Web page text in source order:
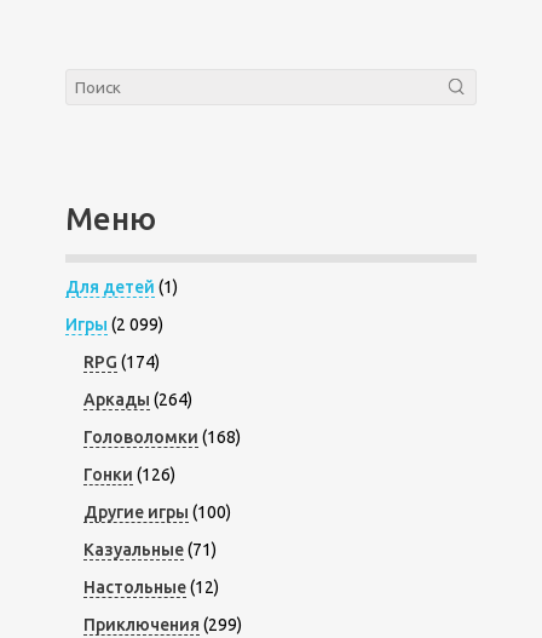
Меню
Для детей (1)
Игры (2 099)
RPG (174)
Аркады (264)
Головоломки (168)
Гонки (126)
Другие игры (100)
Казуальные(71)
Настольные(12)
Приключения (299)